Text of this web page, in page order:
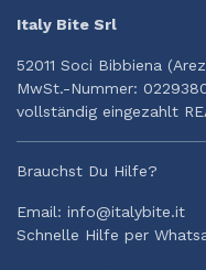
Italy Bite Srl
52011 Soci Bibbiena
MwSt.-Nummer:
vollständig eingezahlt
Brauchst Du Hilfe?
Email: info@italybite.it
Schnelle Hilfe per